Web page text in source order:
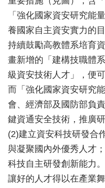
「強化國家資安研究能
養國家自主資安實力的
持續鼓勵高教體系培育
畫新增的「建構技職體
級資安技術人才」，便
而「強化國家資安研究
會、經濟部及國防部負
鍵資通安全技術，推廣
(2)建立資安科技研發合
與凝聚國內外優秀人才
科技自主研發創新能力。
讓好的人才得以在產業